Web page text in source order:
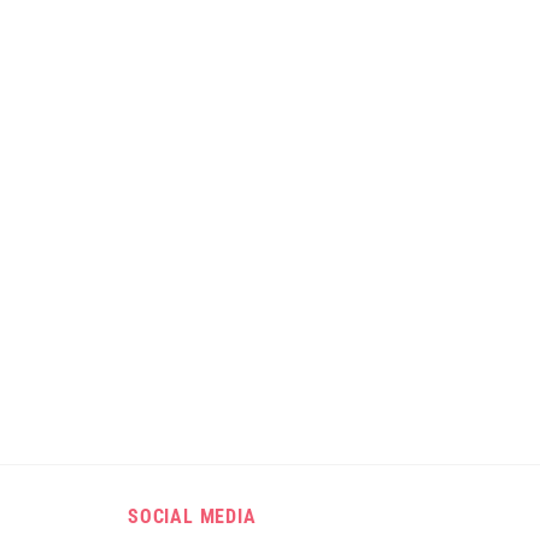
SOCIAL MEDIA